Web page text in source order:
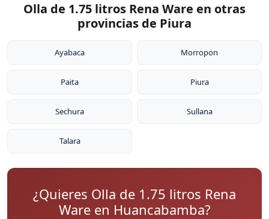
Olla de 1.75 litros Rena Ware en otras
provincias de Piura
Ayabaca Morropon
Paita Piura
Sechura Sullana
Talara
¿Quieres Olla de 1.75 litros Rena
Ware en Huancabamba?